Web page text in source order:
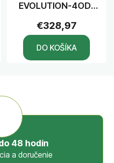
EVOLUTION-4OD-
vonk. model
€328,97
DO KOŠÍKA
48 hodín
a doručenie